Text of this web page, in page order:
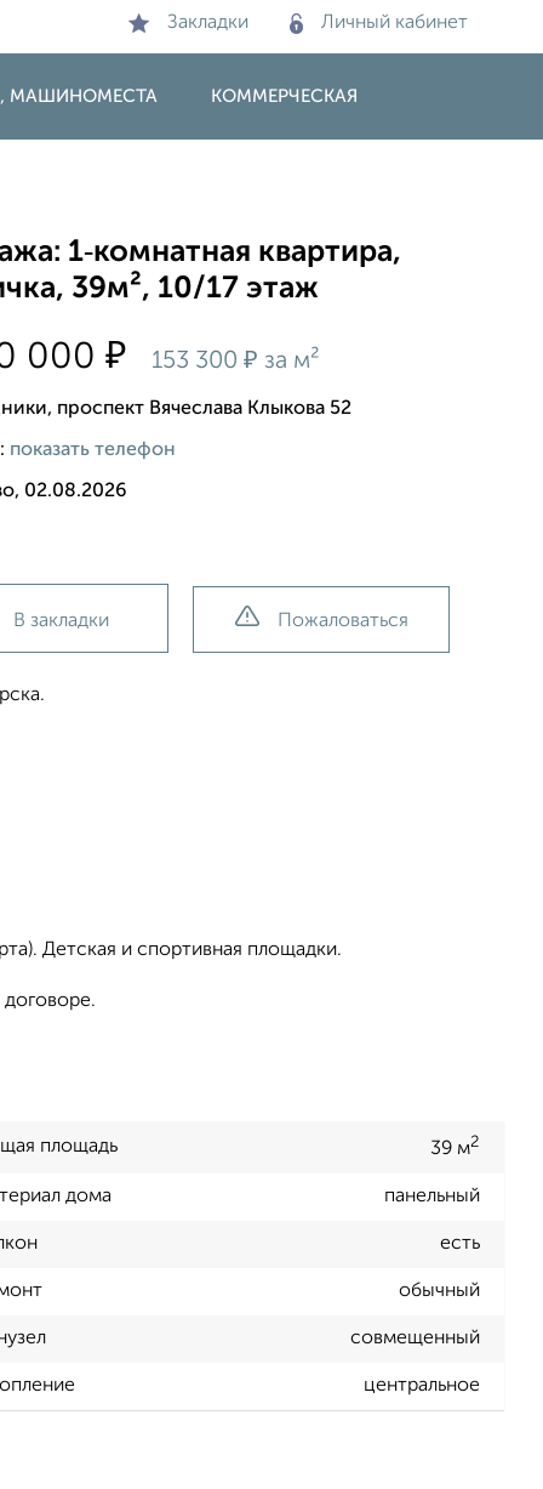
Закладки Личный кабинет
МАШИНОМЕСТА КОММЕРЧЕСКАЯ
1‑комнатная квартира,
39м², 10/17 этаж
000₽ 153 300₽ за м²
проспект Вячеслава Клыкова 52
показать телефон
02.08.2026
В закладки Пожаловаться
Детская и спортивная площадки.
площадь 39 м2
дома панельный
есть
обычный
совмещенный
центральное